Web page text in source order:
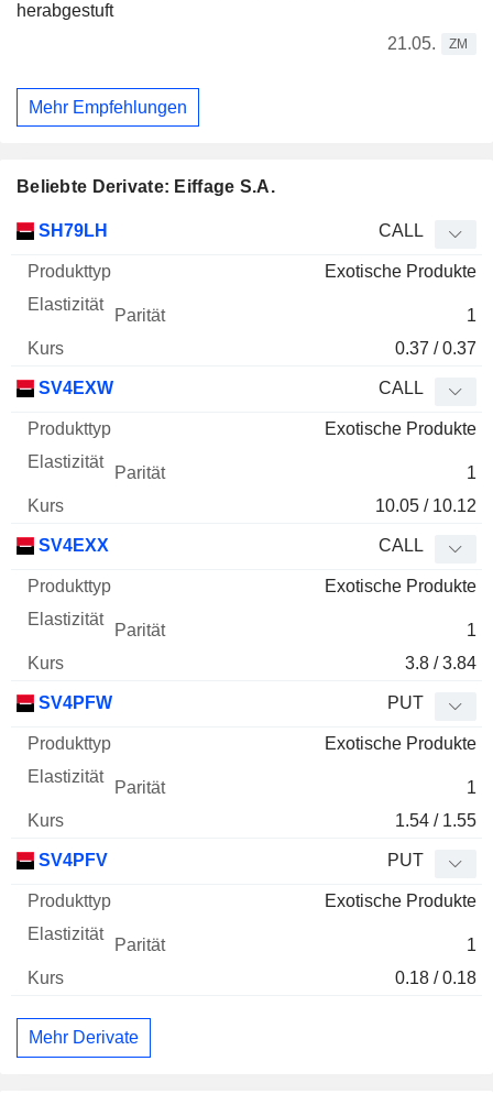
herabgestuft
21.05.
ZM
Mehr Empfehlungen
Beliebte Derivate: Eiffage S.A.
WKN Typ Kurs
SH79LH CALL
Exotische Produkte
1
0.37 / 0.37
SV4EXW CALL
Exotische Produkte
1
10.05 / 10.12
SV4EXX CALL
Exotische Produkte
1
3.8 / 3.84
SV4PFW PUT
Exotische Produkte
1
1.54 / 1.55
SV4PFV PUT
Exotische Produkte
1
0.18 / 0.18
Mehr Derivate